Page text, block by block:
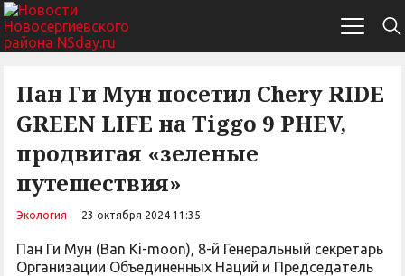
Пан Ги Мун посетил Chery RIDE
GREEN LIFE на Tiggo 9 PHEV,
продвигая «зеленые
путешествия»
Экология 23 октября 2024 11:35
Пан Ги Мун (Ban Ki-moon), 8-й Генеральный секретарь
Организации Объединенных Наций и Председатель